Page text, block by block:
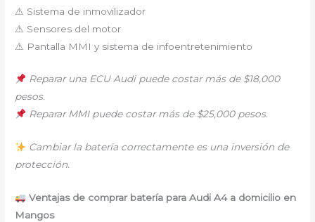
⚠ Sistema de inmovilizador
⚠ Sensores del motor
⚠ Pantalla MMI y sistema de infoentretenimiento
Reparar una ECU Audi puede costar más de $18,000
pesos.
Reparar MMI puede costar más de $25,000 pesos.
Cambiar la batería correctamente es una inversión de
protección.
Ventajas de comprar batería para Audi A4 a domicilio en
Mangos